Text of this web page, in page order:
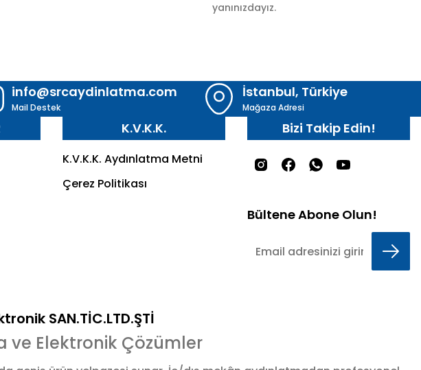
yanınızdayız.
info@srcaydinlatma.com
Mail Destek
İstanbul, Türkiye
Mağaza Adresi
K.V.K.K.
K.V.K.K. Aydınlatma Metni
Çerez Politikası
Bizi Takip Edin!
Bültene Abone Olun!
SAN.TİC.LTD.ŞTİ
ve Elektronik Çözümler